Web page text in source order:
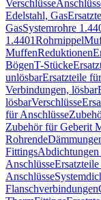
Verschlüsse
Edelstahl, Gas
GasSystemrohre
1.4401Rohrnippel
MuffenReduktionen
BögenT-Stücke
unlösbarErsatzteile
Verbindungen, lösbar
lösbarVerschlüsse
für Anschlüsse
Zubehör für Geberit
Rohrende
Fittings
Anschlüsse
Anschlüsse
Flanschverbindungen